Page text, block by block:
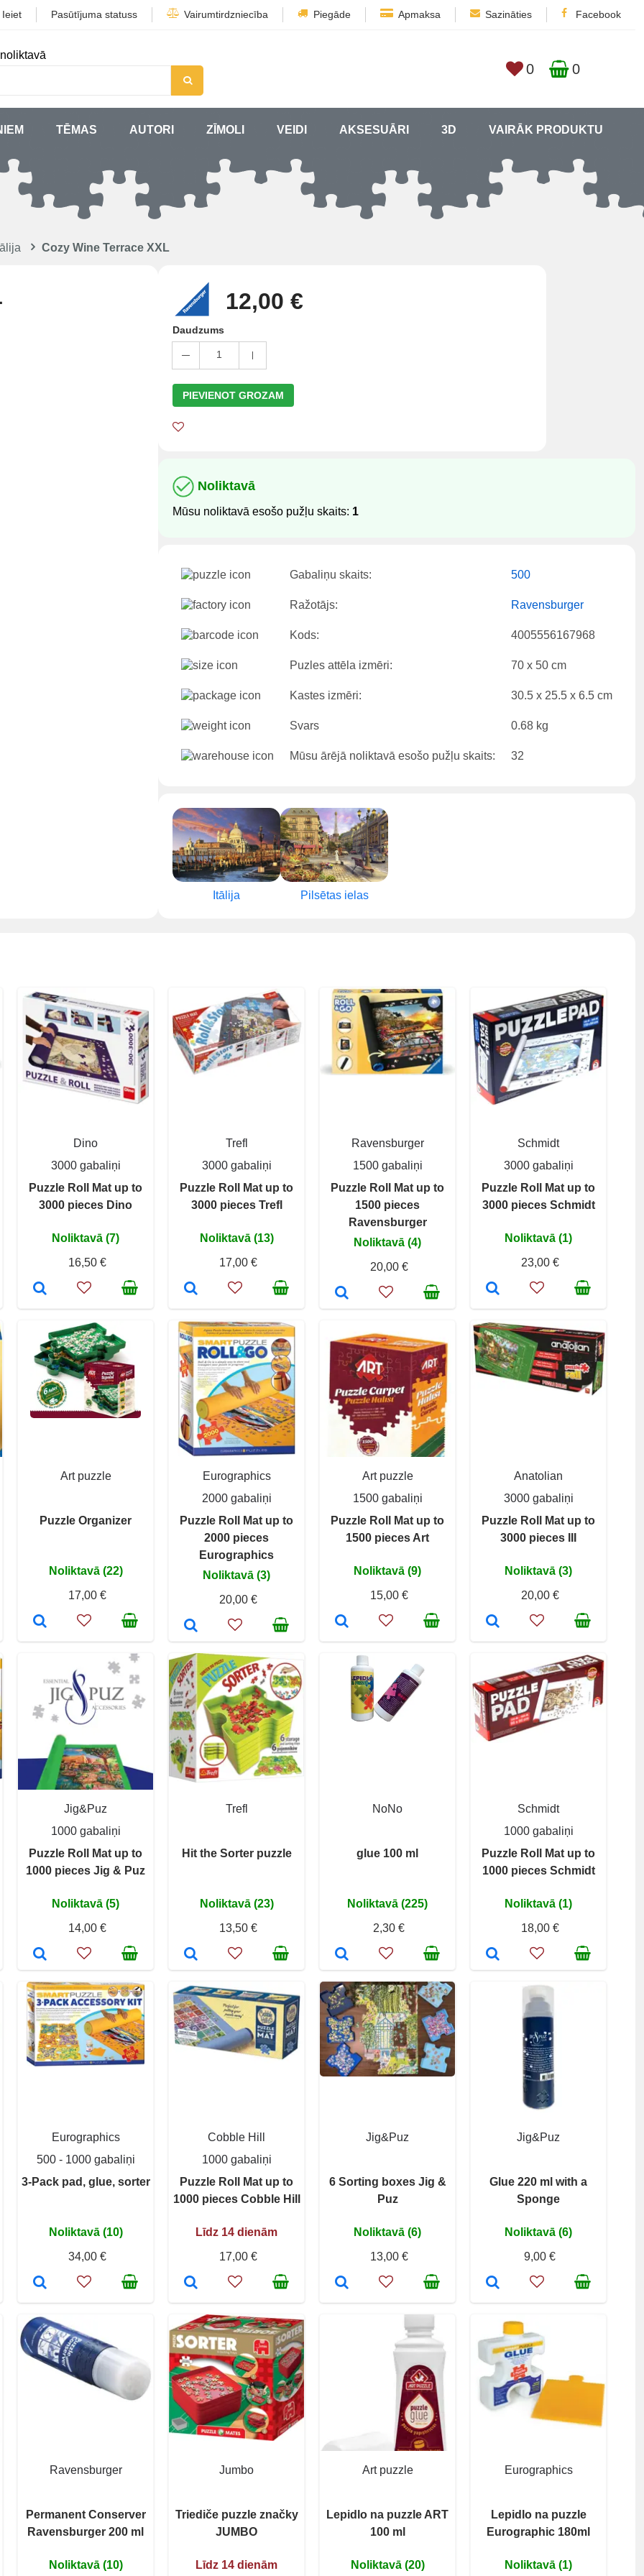
Ieiet Pasūtījuma statuss Vairumtirdzniecība Piegāde Apmaksa Sazināties Facebook
0 0
TĒMAS AUTORI ZĪMOLI VEIDI AKSESUĀRI 3D VAIRĀK PRODUKTU
Cozy Wine Terrace XXL
12,00 €
Daudzums
1
PIEVIENOT GROZAM
Noliktavā
Mūsu noliktavā esošo pužļu skaits: 1
Gabaliņu skaits: 500
Ražotājs: Ravensburger
Kods: 4005556167968
Puzles attēla izmēri: 70 x 50 cm
Kastes izmēri: 30.5 x 25.5 x 6.5 cm
Svars 0.68 kg
Mūsu ārējā noliktavā esošo pužļu skaits: 32
Itālija Pilsētas ielas
Dino
3000 gabaliņi
Puzzle Roll Mat up to
3000 pieces Dino
Noliktavā (7)
16,50 €
Trefl
3000 gabaliņi
Puzzle Roll Mat up to
3000 pieces Trefl
Noliktavā (13)
17,00 €
Ravensburger
1500 gabaliņi
Puzzle Roll Mat up to
1500 pieces
Ravensburger
Noliktavā (4)
20,00 €
Schmidt
3000 gabaliņi
Puzzle Roll Mat up to
3000 pieces Schmidt
Noliktavā (1)
23,00 €
Art puzzle
Puzzle Organizer
Noliktavā (22)
17,00 €
Eurographics
2000 gabaliņi
Puzzle Roll Mat up to
2000 pieces
Eurographics
Noliktavā (3)
20,00 €
Art puzzle
1500 gabaliņi
Puzzle Roll Mat up to
1500 pieces Art
Noliktavā (9)
15,00 €
Anatolian
3000 gabaliņi
Puzzle Roll Mat up to
3000 pieces III
Noliktavā (3)
20,00 €
Jig&Puz
1000 gabaliņi
Puzzle Roll Mat up to
1000 pieces Jig & Puz
Noliktavā (5)
14,00 €
Trefl
Hit the Sorter puzzle
Noliktavā (23)
13,50 €
NoNo
glue 100 ml
Noliktavā (225)
2,30 €
Schmidt
1000 gabaliņi
Puzzle Roll Mat up to
1000 pieces Schmidt
Noliktavā (1)
18,00 €
Eurographics
500 - 1000 gabaliņi
3-Pack pad, glue, sorter
Noliktavā (10)
34,00 €
Cobble Hill
1000 gabaliņi
Puzzle Roll Mat up to
1000 pieces Cobble Hill
Līdz 14 dienām
17,00 €
Jig&Puz
6 Sorting boxes Jig &
Puz
Noliktavā (6)
13,00 €
Jig&Puz
Glue 220 ml with a
Sponge
Noliktavā (6)
9,00 €
Ravensburger
Permanent Conserver
Ravensburger 200 ml
Noliktavā (10)
Jumbo
Triediče puzzle značky
JUMBO
Līdz 14 dienām
Art puzzle
Lepidlo na puzzle ART
100 ml
Noliktavā (20)
Eurographics
Lepidlo na puzzle
Eurographic 180ml
Noliktavā (1)